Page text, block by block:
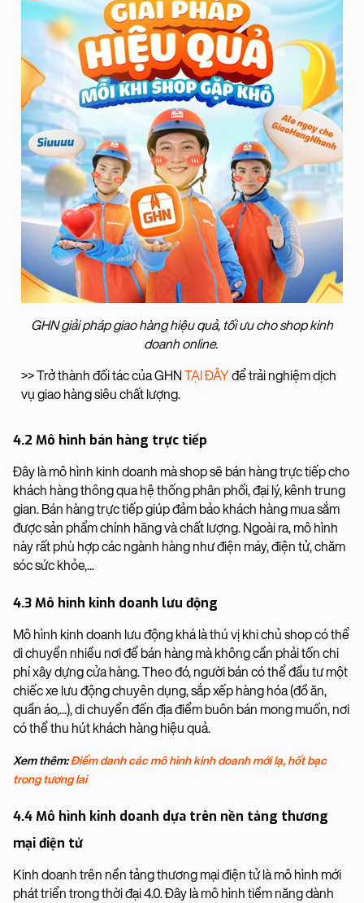
GHN giải pháp giao hàng hiệu quả, tối ưu cho shop kinh
doanh online.
>> Trở thành đối tác của GHNTẠI ĐÂY để trải nghiệm dịch
vụ giao hàng siêu chất lượng.
4.2 Mô hình bán hàng trực tiếp
Đây là mô hình kinh doanh mà shop sẽ bán hàng trực tiếp cho
khách hàng thông qua hệ thống phân phối, đại lý, kênh trung
gian. Bán hàng trực tiếp giúp đảm bảo khách hàng mua sắm
được sản phẩm chính hãng và chất lượng. Ngoài ra, mô hình
này rất phù hợp các ngành hàng như điện máy, điện tử, chăm
sóc sức khỏe,...
4.3 Mô hình kinh doanh lưu động
Mô hình kinh doanh lưu động khá là thú vị khi chủ shop có thể
di chuyển nhiều nơi để bán hàng mà không cần phải tốn chi
phí xây dựng cửa hàng. Theo đó, người bán có thể đầu tư một
chiếc xe lưu động chuyên dụng, sắp xếp hàng hóa (đồ ăn,
quần áo,...), di chuyển đến địa điểm buôn bán mong muốn, nơi
có thể thu hút khách hàng hiệu quả.
Xem thêm:Điểm danh các mô hình kinh doanh mới lạ, hốt bạc
trong tương lai
4.4 Mô hình kinh doanh dựa trên nền tảng thương
mại điện tử
Kinh doanh trên nền tảng thương mại điện tử là mô hình mới
phát triển trong thời đại 4.0. Đây là mô hình tiềm năng dành